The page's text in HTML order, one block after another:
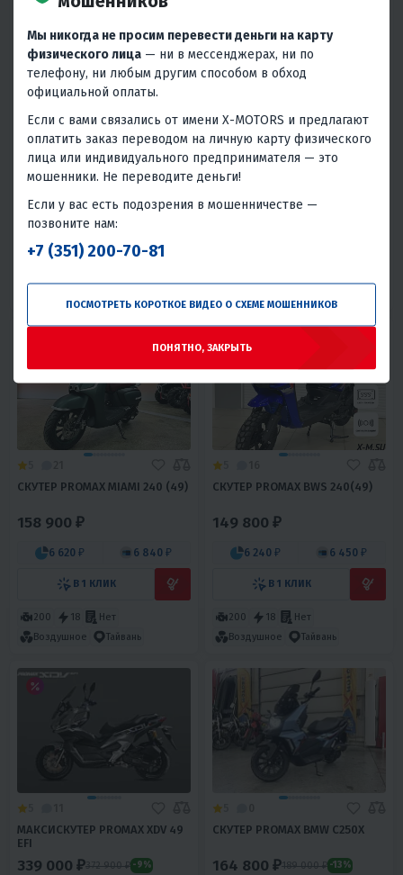
5 18
СКУТЕР PROMAX ROX 200 (49)
119 800 ₽
4 990 ₽ 5 160 ₽
В 1 КЛИК
5 15
МАКСИСКУТЕР PROMAX SABER-
EXTRA 250(49) (EFI, ABS, BOX,
AUDIO)
279 800 ₽
11 660 ₽
СКУТЕР PROMAX MIAMI 240 (49)
158 900 ₽
6 620 ₽ 6 840 ₽
В 1 КЛИК
200 18
Нет
Воздушное
Тайвань
СКУТЕР PROMAX BWS 240(49)
149 800 ₽
6 240 ₽ 6 450 ₽
В 1 КЛИК
200 18
Нет
Воздушное
Тайвань
МАКСИСКУТЕР PROMAX XDV 49
EFI
339 000 ₽372 900 ₽ -9%
СКУТЕР PROMAX BMW C250X
164 800 ₽189 000 ₽ -13%
Мы никогда не просим перевести деньги на карту
физического лица — ни в мессенджерах, ни по
телефону, ни любым другим способом в обход
официальной оплаты.
Если с вами связались от имени X-MOTORS и предлагают
оплатить заказ переводом на личную карту физического
лица или индивидуального предпринимателя — это
мошенники. Не переводите деньги!
Если у вас есть подозрения в мошенничестве —
позвоните нам:
+7 (351) 200-70-81
ПОСМОТРЕТЬ КОРОТКОЕ ВИДЕО О СХЕМЕ МОШЕННИКОВ
ПОНЯТНО, ЗАКРЫТЬ